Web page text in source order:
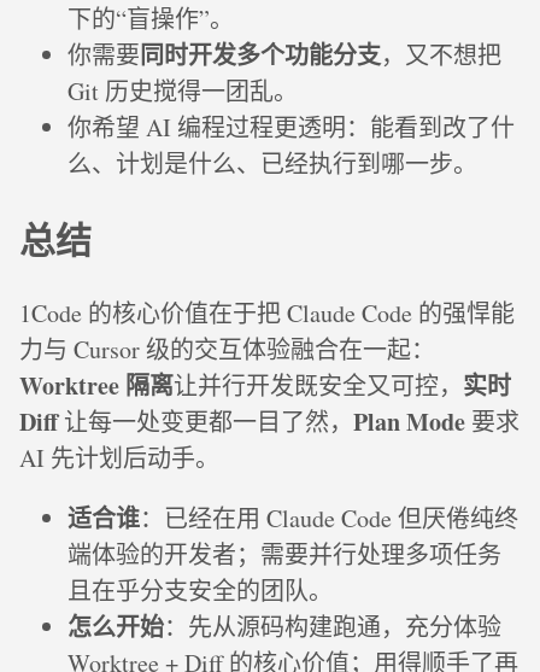
下的“盲操作”。
你需要同时开发多个功能分支，又不想把
Git 历史搅得一团乱。
你希望 AI 编程过程更透明：能看到改了什
么、计划是什么、已经执行到哪一步。
总结
1Code 的核心价值在于把 Claude Code 的强悍能
力与 Cursor 级的交互体验融合在一起：
Worktree 隔离让并行开发既安全又可控， 实时
Diff让每一处变更都一目了然， Plan Mode 要求
AI 先计划后动手。
适合谁：已经在用 Claude Code 但厌倦纯终
端体验的开发者；需要并行处理多项任务
且在乎分支安全的团队。
怎么开始：先从源码构建跑通，充分体验
Worktree + Diff 的核心价值；用得顺手了再